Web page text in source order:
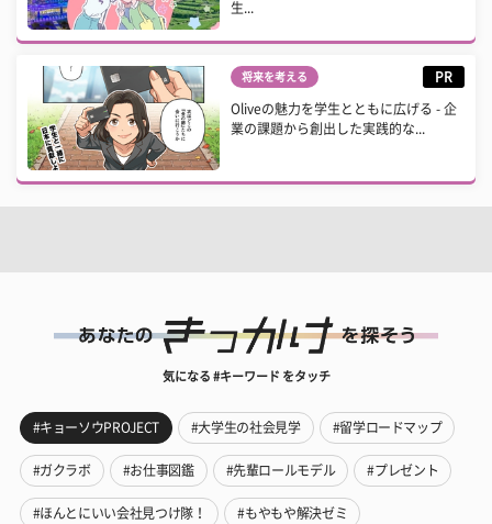
生...
将来を考える PR
Oliveの魅力を学生とともに広げる - 企
業の課題から創出した実践的な...
気になる #キーワード をタッチ
#キョーソウPROJECT #大学生の社会見学 #留学ロードマップ
#ガクラボ #お仕事図鑑 #先輩ロールモデル #プレゼント
#ほんとにいい会社見つけ隊！ #もやもや解決ゼミ